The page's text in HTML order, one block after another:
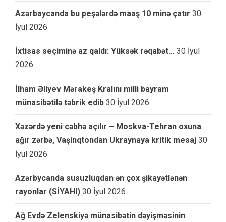
Azərbaycanda bu peşələrdə maaş 10 minə çatır 30
İyul 2026
İxtisas seçiminə az qaldı: Yüksək rəqabət… 30 İyul
2026
İlham Əliyev Mərakeş Kralını milli bayram
münasibətilə təbrik edib 30 İyul 2026
Xəzərdə yeni cəbhə açılır – Moskva-Tehran oxuna
ağır zərbə, Vaşinqtondan Ukraynaya kritik mesaj 30
İyul 2026
Azərbycanda susuzluqdan ən çox şikayətlənən
rayonlar (SİYAHI) 30 İyul 2026
Ağ Evdə Zelenskiyə münasibətin dəyişməsinin